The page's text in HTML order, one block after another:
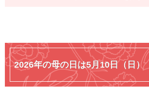
2026年の母の日は5月10日（日）